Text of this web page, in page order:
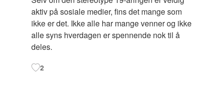
aktiv på sosiale medier, fins det mange som
ikke er det. Ikke alle har mange venner og ikke
alle syns hverdagen er spennende nok til å
deles.
2